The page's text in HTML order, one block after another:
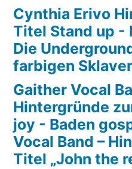
Cynthia Erivo
Titel Stand up -
Die
farbigen
Gaither Vocal
Hintergründe
joy - Baden
Vocal Band –
Titel „John the